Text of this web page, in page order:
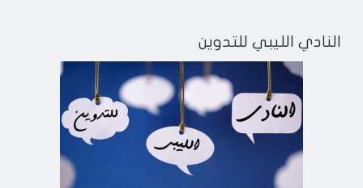
النادي الليبي للتدوين